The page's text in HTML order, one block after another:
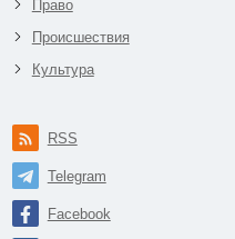
Право
Происшествия
Культура
RSS
Telegram
Facebook